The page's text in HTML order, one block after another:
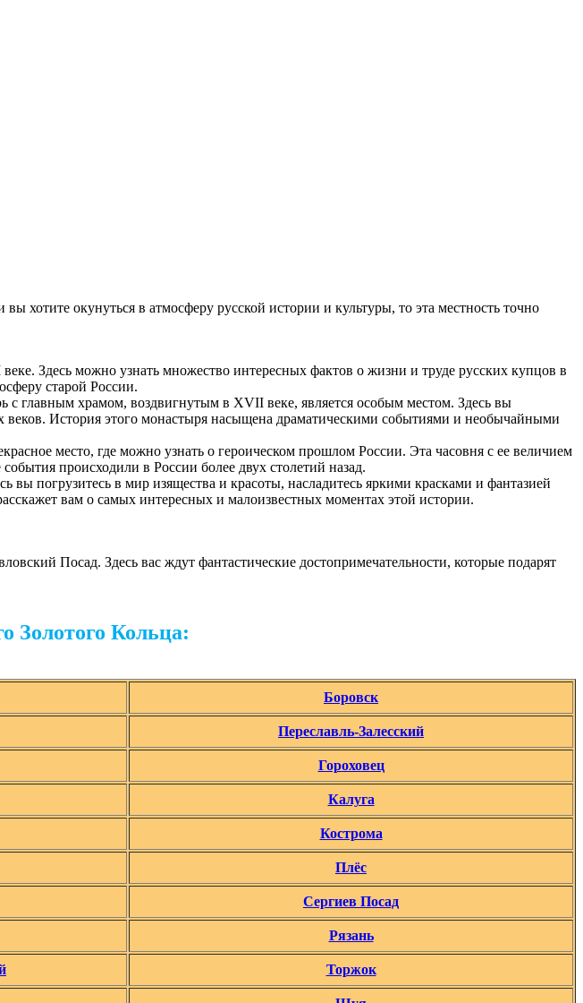
вы хотите окунуться в атмосферу русской истории и культуры, то эта местность точно
Здесь можно узнать множество интересных фактов о жизни и труде русских купцов в
старой России.
с главным храмом, воздвигнутым в XVII веке, является особым местом. Здесь вы
История этого монастыря насыщена драматическими событиями и необычайными
место, где можно узнать о героическом прошлом России. Эта часовня с ее величием
происходили в России более двух столетий назад.
вы погрузитесь в мир изящества и красоты, насладитесь яркими красками и фантазией
вам о самых интересных и малоизвестных моментах этой истории.
Посад. Здесь вас ждут фантастические достопримечательности, которые подарят
Золотого Кольца:
Боровск
Переславль-Залесский
Гороховец
Калуга
Кострома
Плёс
Сергиев Посад
Рязань
Торжок